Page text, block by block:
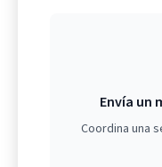
Envía un
Coordina una